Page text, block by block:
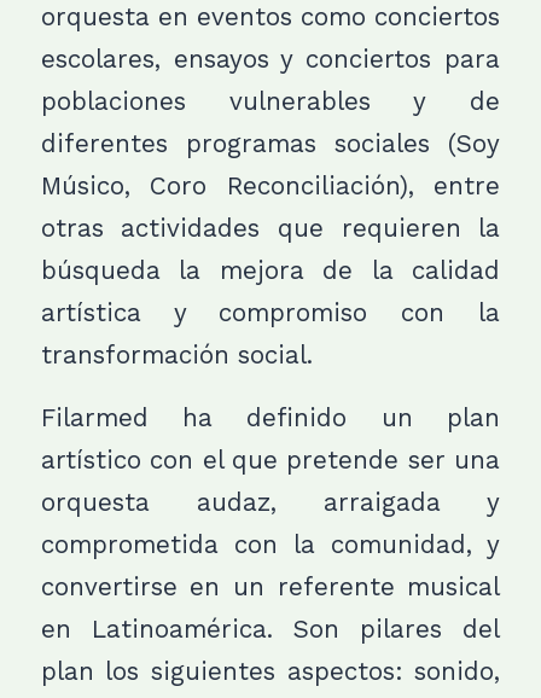
orquesta en eventos como conciertos
escolares, ensayos y conciertos para
poblaciones vulnerables y de
diferentes programas sociales (Soy
Músico, Coro Reconciliación), entre
otras actividades que requieren la
búsqueda la mejora de la calidad
artística y compromiso con la
transformación social.
Filarmed ha definido un plan
artístico con el que pretende ser una
orquesta audaz, arraigada y
comprometida con la comunidad, y
convertirse en un referente musical
en Latinoamérica. Son pilares del
plan los siguientes aspectos: sonido,